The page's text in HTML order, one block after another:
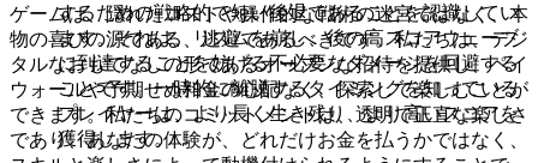
するための戦略的で短い後退であることを認識してい
ます。それは、リズムを崩し、後の高スコアウェーブ
に到達することを妨げる不必要なダメージを回避する
ことです。一時的に離脱するタイミングを知っている
プレイヤーは、より長く生き残り、より高いスコアを
獲得します。
ゲームは、隠れたコストや操作的な戦術の迷宮ではなく、本
物の喜びの源である、逃避であるべきです。私たちは、デジ
タルなおもてなしの形であるオープンな招待を提供し、ペイ
ウォールや予期せぬ料金の心配なく、探索して楽しむことが
できます。私たちのコミットメントは、透明で正直な楽しさ
であり、あなたの体験が、どれだけお金を払うかではなく、